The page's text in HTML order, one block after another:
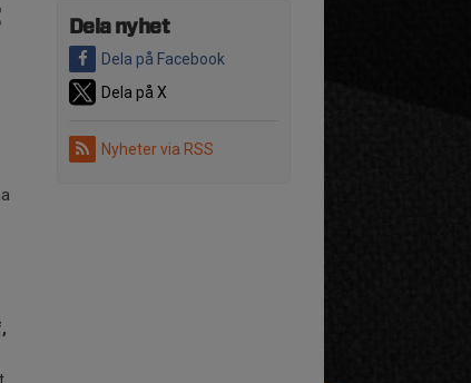
Dela nyhet
Dela på Facebook
Dela på X
Nyheter via RSS